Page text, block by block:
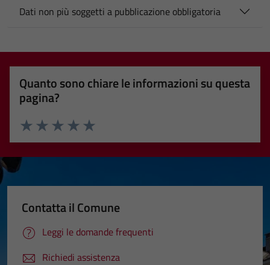
Dati non più soggetti a pubblicazione obbligatoria
Quanto sono chiare le informazioni su questa
pagina?
Valuta 5 stelle su 5
Valuta 4 stelle su 5
Valuta 3 stelle su 5
Valuta 2 stelle su 5
Valuta 1 stelle su 5
Contatta il Comune
Leggi le domande frequenti
Richiedi assistenza